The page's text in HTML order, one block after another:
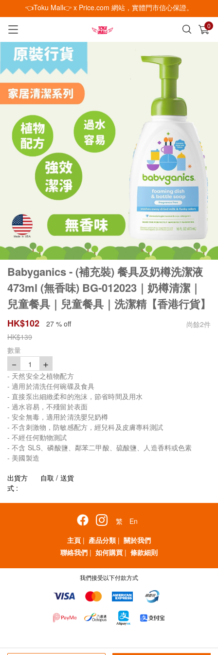
👈Toku Mall👉 x Price.com 網站，實體門市信心保證。
0
已加入購物車 查看
Babyganics - (補充裝) 餐具及奶樽洗潔液
473ml (無香味) BG-012023｜奶樽清潔｜
兒童餐具｜兒童餐具｜洗潔精【香港行貨】
HK$102 27 % off 尚餘2件
HK$139
數量
－ 1 ＋
- 天然安全之植物配方
- 適用於清洗任何碗碟及食具
- 直接泵出細緻柔和的泡沫，節省時間及用水
- 過水容易，不殘留於表面
- 安全無毒，適用於清洗嬰兒奶樽
- 不含刺激物，防敏感配方，經兒科及皮膚專科測試
- 不經任何動物測試
- 不含 SLS、磷酸鹽、鄰苯二甲酸、硫酸鹽、人造香料或色素
- 美國製造
出貨方
式 :
自取 / 送貨
繁
En
主頁 | 產品分類 | 關於我們
聯絡我們 | 如何購買 | 條款細則
我們接受以下付款方式